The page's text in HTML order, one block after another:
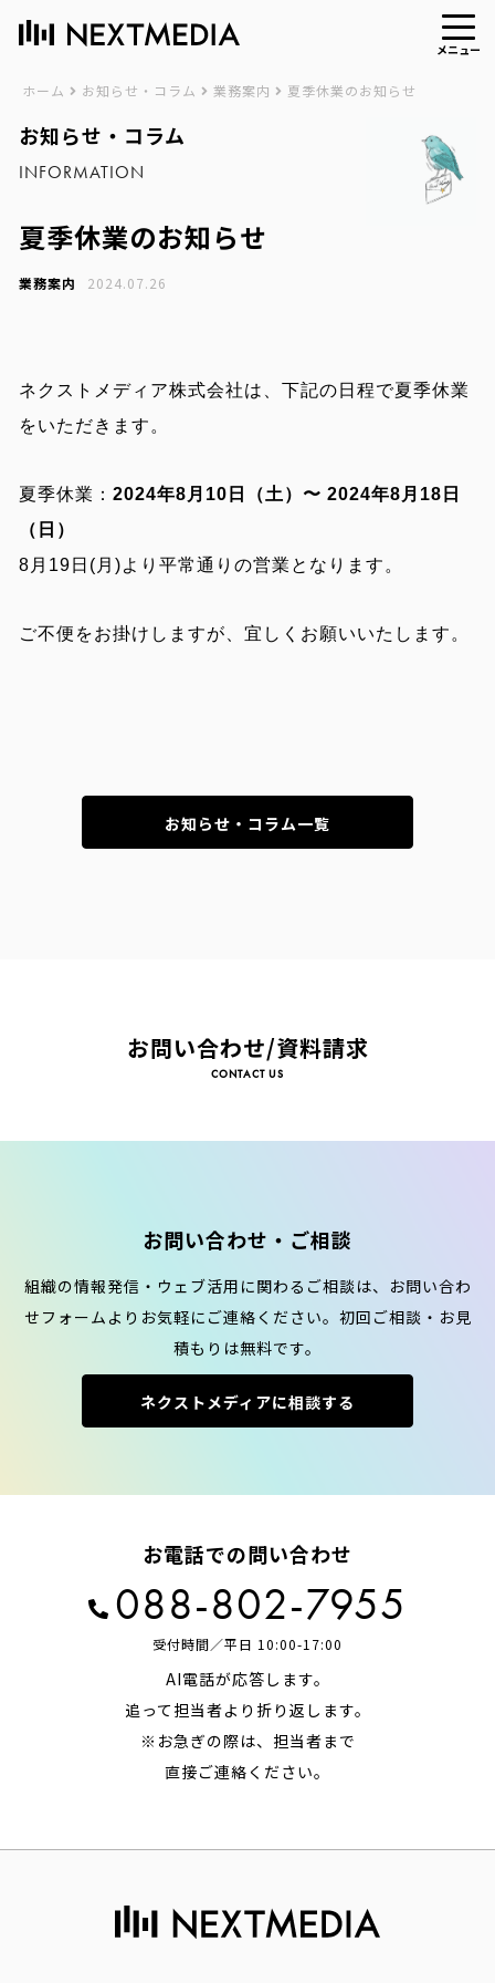
メニュー
ホーム お知らせ・コラム 業務案内 夏季休業のお知らせ
お知らせ・コラム
INFORMATION
夏季休業のお知らせ
業務案内 2024.07.26
ネクストメディア株式会社は、下記の日程で夏季休業
をいただきます。
夏季休業： 2024年8月10日（土）〜 2024年8月18日
（日）
8月19日(月)より平常通りの営業となります。
ご不便をお掛けしますが、宜しくお願いいたします。
お知らせ・コラム一覧
お問い合わせ/資料請求
CONTACT US
お問い合わせ・ご相談
組織の情報発信・ウェブ活用に関わるご相談は、お問い合わ
せフォームよりお気軽にご連絡ください。初回ご相談・お見
積もりは無料です。
ネクストメディアに相談する
お電話での問い合わせ
088-802-7955
受付時間／平日 10:00-17:00
AI電話が応答します。
追って担当者より折り返します。
※お急ぎの際は、担当者まで
直接ご連絡ください。